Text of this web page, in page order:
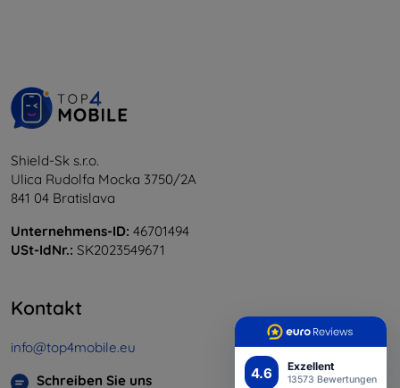
4.6 Exzellent
13573 Bewertungen
Shield-Sk s.r.o.
Ulica Rudolfa Mocka 3750/2A
841 04 Bratislava
Unternehmens-ID: 46701494
USt-IdNr.: SK2023549671
Kontakt
info@top4mobile.eu
Schreiben Sie uns